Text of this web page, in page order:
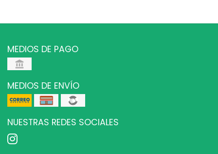
MEDIOS DE PAGO
MEDIOS DE ENVÍO
NUESTRAS REDES SOCIALES